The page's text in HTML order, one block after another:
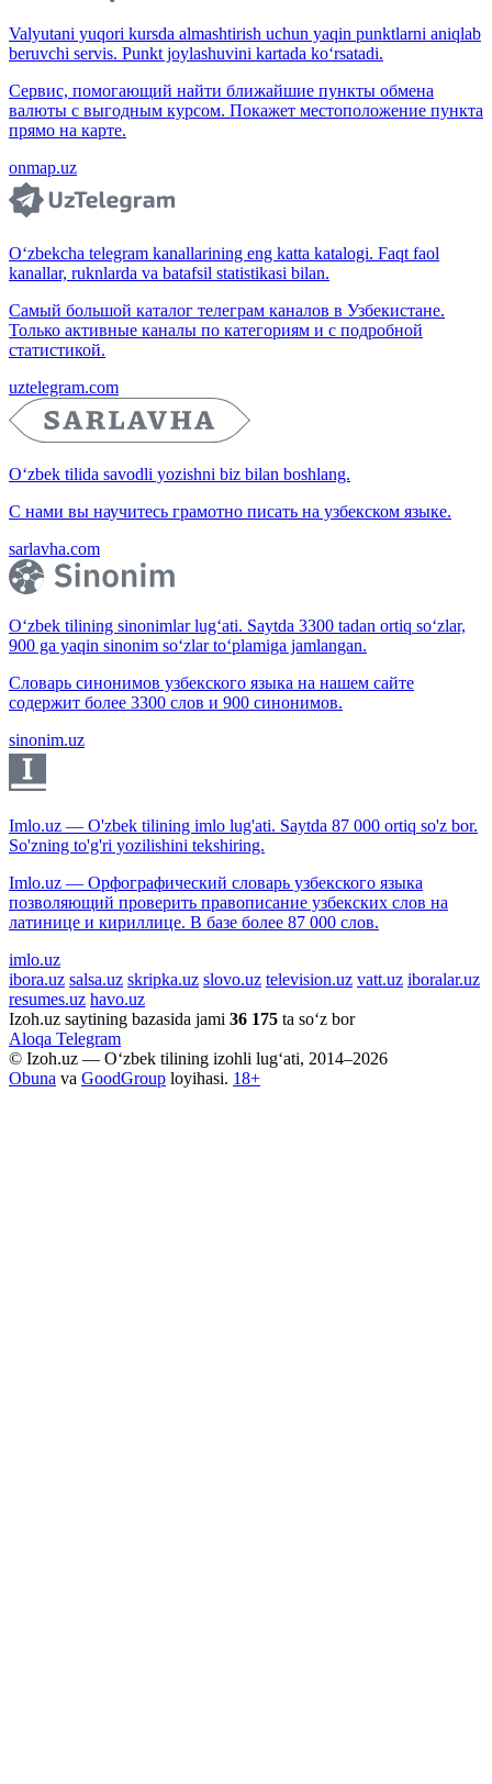
Valyutani yuqori kursda almashtirish uchun yaqin punktlarni aniqlab
beruvchi servis. Punkt joylashuvini kartada ko‘rsatadi.
Сервис, помогающий найти ближайшие пункты обмена
валюты с выгодным курсом. Покажет местоположение пункта
прямо на карте.
onmap.uz
O‘zbekcha telegram kanallarining eng katta katalogi. Faqt faol
kanallar, ruknlarda va batafsil statistikasi bilan.
Самый большой каталог телеграм каналов в Узбекистане.
Только активные каналы по категориям и с подробной
статистикой.
uztelegram.com
O‘zbek tilida savodli yozishni biz bilan boshlang.
С нами вы научитесь грамотно писать на узбекском языке.
sarlavha.com
O‘zbek tilining sinonimlar lug‘ati. Saytda 3300 tadan ortiq so‘zlar,
900 ga yaqin sinonim so‘zlar to‘plamiga jamlangan.
Словарь синонимов узбекского языка на нашем сайте
содержит более 3300 слов и 900 синонимов.
sinonim.uz
Imlo.uz — O'zbek tilining imlo lug'ati. Saytda 87 000 ortiq so'z bor.
So'zning to'g'ri yozilishini tekshiring.
Imlo.uz — Орфографический словарь узбекского языка
позволяющий проверить правописание узбекских слов на
латинице и кириллице. В базе более 87 000 слов.
imlo.uz
ibora.uz salsa.uz skripka.uz slovo.uz television.uz vatt.uz iboralar.uz
resumes.uz havo.uz
Izoh.uz saytining bazasida jami 36 175 ta so‘z bor
Aloqa Telegram
© Izoh.uz — O‘zbek tilining izohli lug‘ati, 2014–2026
Obuna va GoodGroup loyihasi. 18+